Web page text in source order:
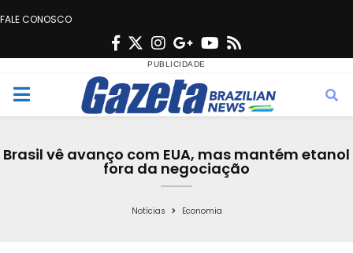
FALE CONOSCO
F
c
e
o
T
w
i
t
e
n
s
t
g
r
a
G
o
o
g
e
Y
u
t
b
e
s
M
Brasil vê avanço com EUA, mas mantém etanol
fora da negociação
Notícias Economia